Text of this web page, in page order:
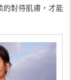
的對待肌膚，才能